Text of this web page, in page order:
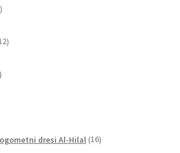
izdelkov
dresi Al-Hilal 16izdelkov